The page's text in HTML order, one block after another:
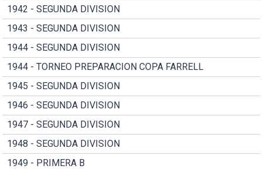
1942 - SEGUNDA DIVISION
1943 - SEGUNDA DIVISION
1944 - SEGUNDA DIVISION
1944 - TORNEO PREPARACION COPA FARRELL
1945 - SEGUNDA DIVISION
1946 - SEGUNDA DIVISION
1947 - SEGUNDA DIVISION
1948 - SEGUNDA DIVISION
1949 - PRIMERA B